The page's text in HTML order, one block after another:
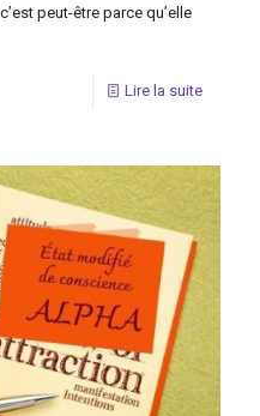
peut-être parce qu’elle
Lire la suite